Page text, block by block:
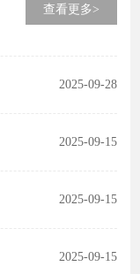
查看更多>
2025-09-28
2025-09-15
2025-09-15
2025-09-15